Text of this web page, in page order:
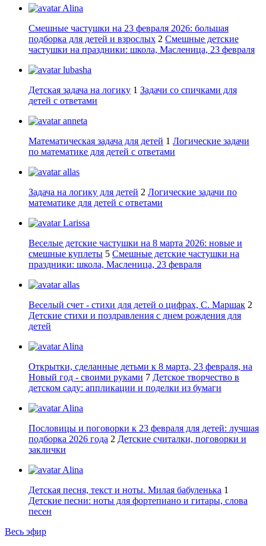
Alina
Смешные частушки на 23 февраля 2026: большая
подборка для детей и взрослых 2 Смешные детские
частушки на праздники: школа, Масленица, 23 февраля
lubasha
Детская задача на логику 1 Задачи со спичками для
детей с ответами
anneta
Математическая задача для детей 1 Логические задачи
по математике для детей с ответами
allas
Задача на логику для детей 2 Логические задачи по
математике для детей с ответами
Larissa
Веселые детские частушки на 8 марта 2026: новые и
смешные куплеты 5 Смешные детские частушки на
праздники: школа, Масленица, 23 февраля
allas
Веселый счет - стихи для детей о цифрах, С. Маршак 2
Детские стихи и поздравления с днем рождения для
детей
Alina
Открытки, сделанные детьми к 8 марта, 23 февраля, на
Новый год - своими руками 7 Детское творчество в
детском саду: аппликации и поделки из бумаги
Alina
Пословицы и поговорки к 23 февраля для детей: лучшая
подборка 2026 года 2 Детские считалки, поговорки и
заклички
Alina
Детская песня, текст и ноты. Милая бабуленька 1
Детские песни: ноты для фортепиано и гитары, слова
песен
Весь эфир